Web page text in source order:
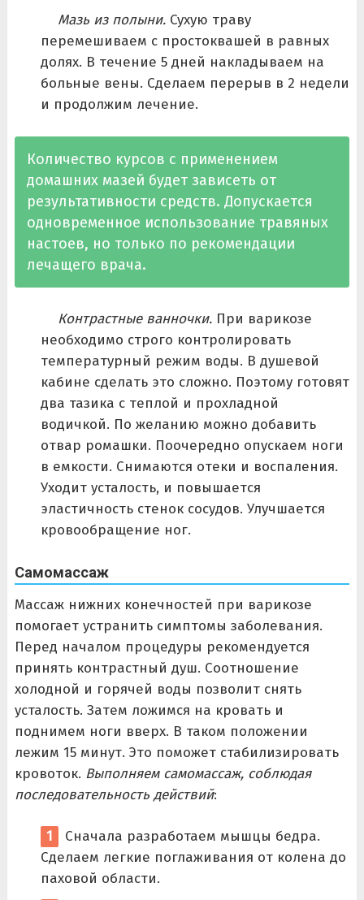
Мазь из полыни. Сухую траву
перемешиваем с простоквашей в равных
долях. В течение 5 дней накладываем на
больные вены. Сделаем перерыв в 2 недели
и продолжим лечение.
Количество курсов с применением
домашних мазей будет зависеть от
результативности средств. Допускается
одновременное использование травяных
настоев, но только по рекомендации
лечащего врача.
Контрастные ванночки. При варикозе
необходимо строго контролировать
температурный режим воды. В душевой
кабине сделать это сложно. Поэтому готовят
два тазика с теплой и прохладной
водичкой. По желанию можно добавить
отвар ромашки. Поочередно опускаем ноги
в емкости. Снимаются отеки и воспаления.
Уходит усталость, и повышается
эластичность стенок сосудов. Улучшается
кровообращение ног.
Самомассаж
Массаж нижних конечностей при варикозе
помогает устранить симптомы заболевания.
Перед началом процедуры рекомендуется
принять контрастный душ. Соотношение
холодной и горячей воды позволит снять
усталость. Затем ложимся на кровать и
поднимем ноги вверх. В таком положении
лежим 15 минут. Это поможет стабилизировать
кровоток. Выполняем самомассаж, соблюдая
последовательность действий:
Сначала разработаем мышцы бедра.
Сделаем легкие поглаживания от колена до
паховой области.